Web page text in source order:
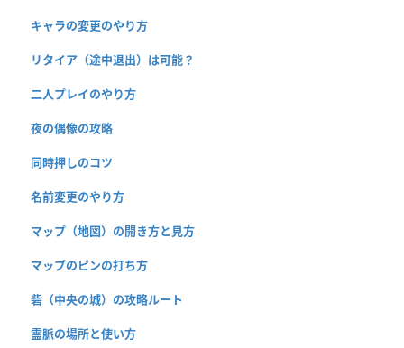
キャラの変更のやり方
リタイア（途中退出）は可能？
二人プレイのやり方
夜の偶像の攻略
同時押しのコツ
名前変更のやり方
マップ（地図）の開き方と見方
マップのピンの打ち方
砦（中央の城）の攻略ルート
霊脈の場所と使い方